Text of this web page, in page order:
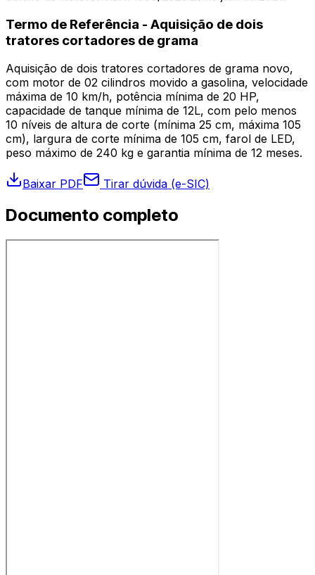
Termo de Referência - Aquisição de dois
tratores cortadores de grama
Aquisição de dois tratores cortadores de grama novo,
com motor de 02 cilindros movido a gasolina, velocidade
máxima de 10 km/h, potência mínima de 20 HP,
capacidade de tanque mínima de 12L, com pelo menos
10 níveis de altura de corte (mínima 25 cm, máxima 105
cm), largura de corte mínima de 105 cm, farol de LED,
peso máximo de 240 kg e garantia mínima de 12 meses.
Baixar PDF Tirar dúvida (e-SIC)
Documento completo